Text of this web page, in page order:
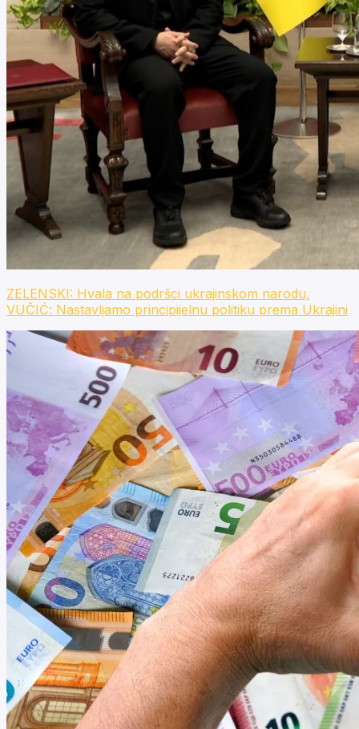
ZELENSKI: Hvala na podršci ukrajinskom narodu,
VUČIĆ: Nastavljamo principijelnu politiku prema Ukrajini